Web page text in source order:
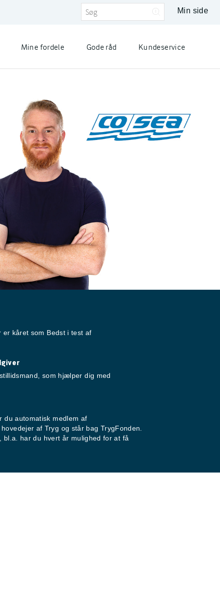
Min side
Mine fordele Gode råd Kundeservice
kåret som Bedst i test af
som hjælper dig med
du automatisk medlem af
af Tryg og står bag TrygFonden.
bl.a. har du hvert år mulighed for at få